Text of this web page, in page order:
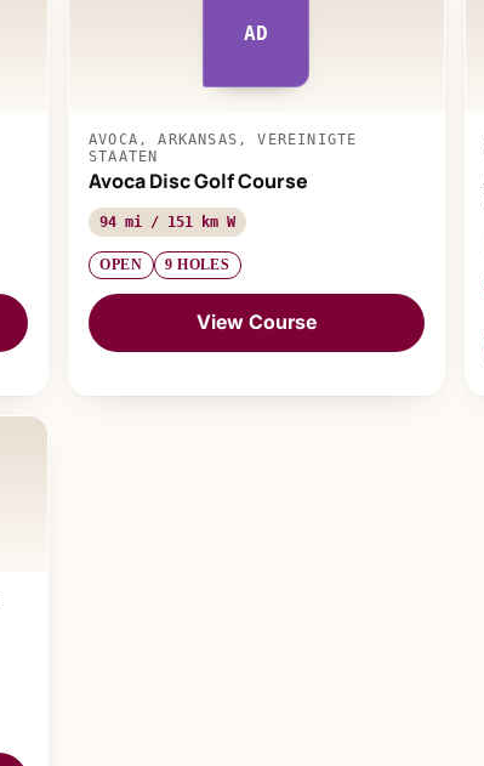
AD
AVOCA, ARKANSAS, VEREINIGTE
STAATEN
Avoca Disc Golf Course
94 mi / 151 km W
OPEN 9 HOLES
View Course